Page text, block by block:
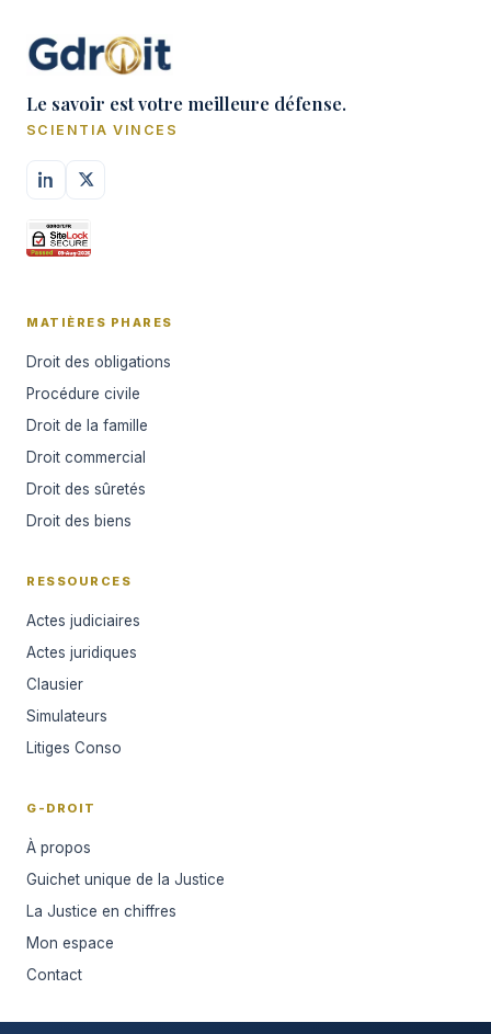
Le savoir est votre meilleure défense.
SCIENTIA VINCES
MATIÈRES PHARES
Droit des obligations
Procédure civile
Droit de la famille
Droit commercial
Droit des sûretés
Droit des biens
RESSOURCES
Actes judiciaires
Actes juridiques
Clausier
Simulateurs
Litiges Conso
G-DROIT
À propos
Guichet unique de la Justice
La Justice en chiffres
Mon espace
Contact